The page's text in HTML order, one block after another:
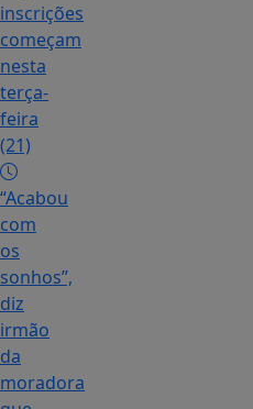
inscrições
começam
nesta
terça-
feira
(21)
“Acabou
com
os
sonhos”,
diz
irmão
da
moradora